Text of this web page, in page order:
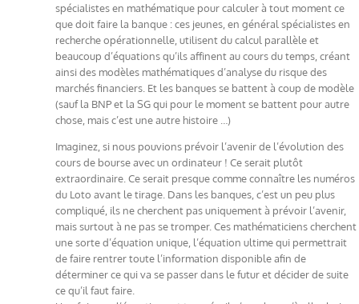
spécialistes en mathématique pour calculer à tout moment ce
que doit faire la banque : ces jeunes, en général spécialistes en
recherche opérationnelle, utilisent du calcul parallèle et
beaucoup d’équations qu’ils affinent au cours du temps, créant
ainsi des modèles mathématiques d’analyse du risque des
marchés financiers. Et les banques se battent à coup de modèle
(sauf la BNP et la SG qui pour le moment se battent pour autre
chose, mais c’est une autre histoire …)
Imaginez, si nous pouvions prévoir l’avenir de l’évolution des
cours de bourse avec un ordinateur ! Ce serait plutôt
extraordinaire. Ce serait presque comme connaître les numéros
du Loto avant le tirage. Dans les banques, c’est un peu plus
compliqué, ils ne cherchent pas uniquement à prévoir l’avenir,
mais surtout à ne pas se tromper. Ces mathématiciens cherchent
une sorte d’équation unique, l’équation ultime qui permettrait
de faire rentrer toute l’information disponible afin de
déterminer ce qui va se passer dans le futur et décider de suite
ce qu’il faut faire.